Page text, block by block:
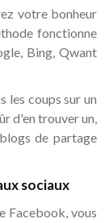
votre bonheur
fonctionne
Bing, Qwant
les coups sur un
d'en trouver un,
de partage
sociaux
Facebook, vous